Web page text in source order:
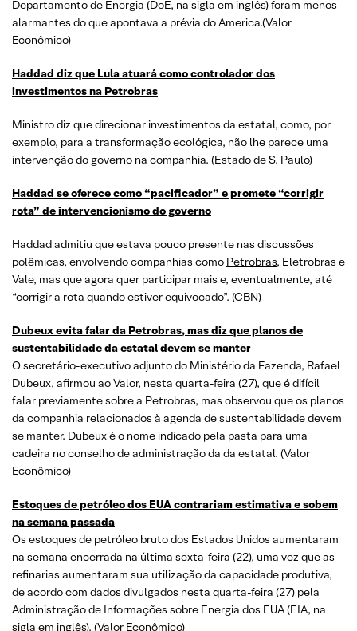
Departamento de Energia (DoE, na sigla em inglês) foram menos
alarmantes do que apontava a prévia do America.(Valor
Econômico)
Haddad diz que Lula atuará como controlador dos
investimentos na Petrobras
Ministro diz que direcionar investimentos da estatal, como, por
exemplo, para a transformação ecológica, não lhe parece uma
intervenção do governo na companhia. (Estado de S. Paulo)
Haddad se oferece como “pacificador” e promete “corrigir
rota” de intervencionismo do governo
Haddad admitiu que estava pouco presente nas discussões
polêmicas, envolvendo companhias como Petrobras, Eletrobras e
Vale, mas que agora quer participar mais e, eventualmente, até
“corrigir a rota quando estiver equivocado”. (CBN)
Dubeux evita falar da Petrobras, mas diz que planos de
sustentabilidade da estatal devem se manter
O secretário-executivo adjunto do Ministério da Fazenda, Rafael
Dubeux, afirmou ao Valor, nesta quarta-feira (27), que é difícil
falar previamente sobre a Petrobras, mas observou que os planos
da companhia relacionados à agenda de sustentabilidade devem
se manter. Dubeux é o nome indicado pela pasta para uma
cadeira no conselho de administração da da estatal. (Valor
Econômico)
Estoques de petróleo dos EUA contrariam estimativa e sobem
na semana passada
Os estoques de petróleo bruto dos Estados Unidos aumentaram
na semana encerrada na última sexta-feira (22), uma vez que as
refinarias aumentaram sua utilização da capacidade produtiva,
de acordo com dados divulgados nesta quarta-feira (27) pela
Administração de Informações sobre Energia dos EUA (EIA, na
sigla em inglês). (Valor Econômico)